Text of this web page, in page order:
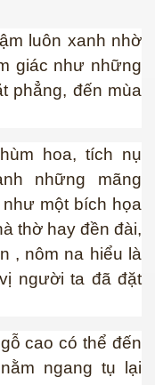
luôn xanh nhờ
giác như những
phẳng, đến mùa
hoa, tích nụ
những mãng
một bích họa
thờ hay đền đài,
, nôm na hiểu là
người ta đã đặt
cao có thể đến
ngang tụ lại